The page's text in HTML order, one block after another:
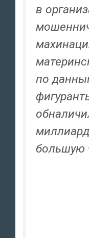
в
по
большую